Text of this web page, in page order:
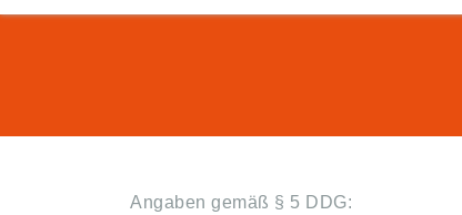
Angaben gemäß § 5 DDG: